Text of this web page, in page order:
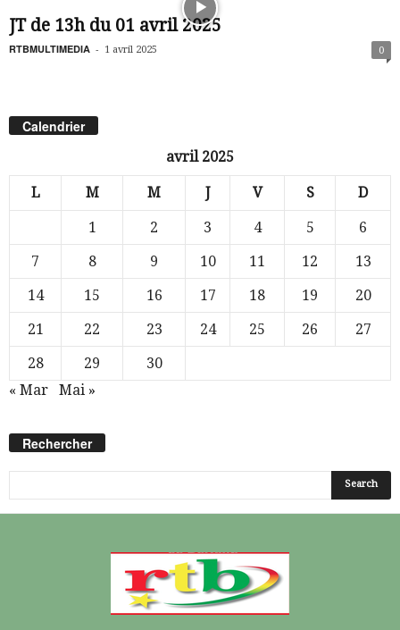
JT de 13h du 01 avril 2025
RTBMULTIMEDIA - 1 avril 2025 0
Calendrier
avril 2025
L M M J V S D
1 2 3 4 5
6
7
8 9 10 11 12
13
14
15 16 17 18 19
20
21
22 23 24 25 26
27
28
29
30
« Mar
Mai »
Rechercher